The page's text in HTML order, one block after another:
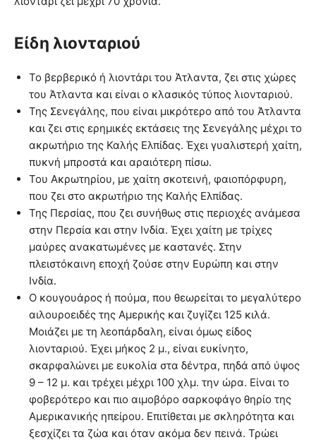
Είδη λιονταριού
Το βερβερικό ή λιοντάρι του Άτλαντα, ζει στις χώρες
του Άτλαντα και είναι ο κλασικός τύπος λιονταριού.
Της Σενεγάλης, που είναι μικρότερο από του Άτλαντα
και ζει στις ερημικές εκτάσεις της Σενεγάλης μέχρι το
ακρωτήριο της Καλής Ελπίδας. Έχει γυαλιστερή χαίτη,
πυκνή μπροστά και αραιότερη πίσω.
Του Ακρωτηρίου, με χαίτη σκοτεινή, φαιοπόρφυρη,
που ζει στο ακρωτήριο της Καλής Ελπίδας.
Της Περσίας, που ζει συνήθως στις περιοχές ανάμεσα
στην Περσία και στην Ινδία. Έχει χαίτη με τρίχες
μαύρες ανακατωμένες με καστανές. Στην
πλειστόκαινη εποχή ζούσε στην Ευρώπη και στην
Ινδία.
Ο κουγουάρος ή πούμα, που θεωρείται το μεγαλύτερο
αιλουροειδές της Αμερικής και ζυγίζει 125 κιλά.
Μοιάζει με τη λεοπάρδαλη, είναι όμως είδος
λιονταριού. Έχει μήκος 2 μ., είναι ευκίνητο,
σκαρφαλώνει με ευκολία στα δέντρα, πηδά από ύψος
9 – 12 μ. και τρέχει μέχρι 100 χλμ. την ώρα. Είναι το
φοβερότερο και πιο αιμοβόρο σαρκοφάγο θηρίο της
Αμερικανικής ηπείρου. Επιτίθεται με σκληρότητα και
ξεσχίζει τα ζώα και όταν ακόμα δεν πεινά. Τρώει